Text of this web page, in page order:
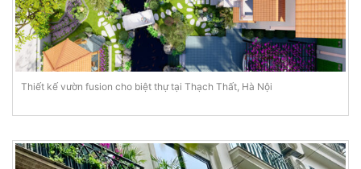
Thiết kế vườn fusion cho biệt thự tại Thạch Thất, Hà Nội